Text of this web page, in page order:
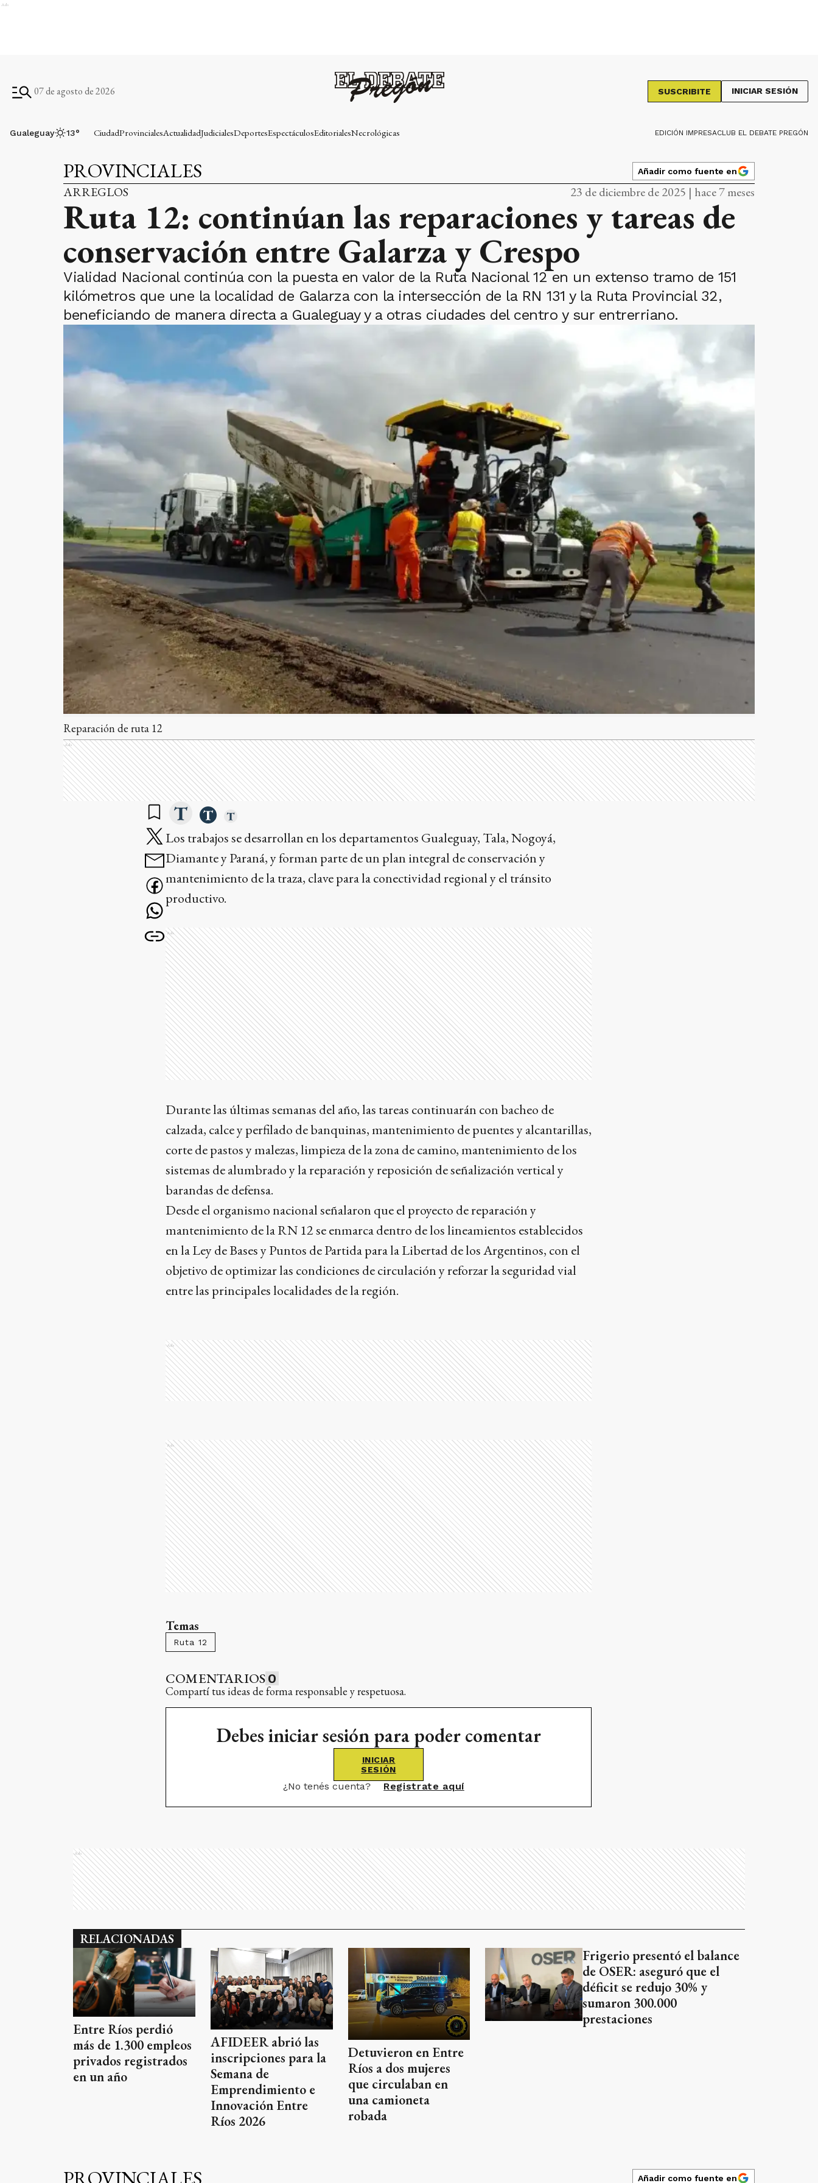
Ads
07 de agosto de 2026 SUSCRIBITE INICIAR SESIÓN
Gualeguay 13° CiudadProvincialesActualidadJudicialesDeportesEspectáculosEditorialesNecrológicas EDICIÓN IMPRESACLUB EL DEBATE PREGÓN
PROVINCIALES Añadir como fuente en
ARREGLOS 23 de diciembre de 2025 | hace 7 meses
Ruta 12: continúan las reparaciones y tareas de
conservación entre Galarza y Crespo
Vialidad Nacional continúa con la puesta en valor de la Ruta Nacional 12 en un extenso tramo de 151
kilómetros que une la localidad de Galarza con la intersección de la RN 131 y la Ruta Provincial 32,
beneficiando de manera directa a Gualeguay y a otras ciudades del centro y sur entrerriano.
Reparación de ruta 12
Ads
Los trabajos se desarrollan en los departamentos Gualeguay, Tala, Nogoyá,
Diamante y Paraná, y forman parte de un plan integral de conservación y
mantenimiento de la traza, clave para la conectividad regional y el tránsito
productivo.
Ads
Durante las últimas semanas del año, las tareas continuarán con bacheo de
calzada, calce y perfilado de banquinas, mantenimiento de puentes y alcantarillas,
corte de pastos y malezas, limpieza de la zona de camino, mantenimiento de los
sistemas de alumbrado y la reparación y reposición de señalización vertical y
barandas de defensa.
Desde el organismo nacional señalaron que el proyecto de reparación y
mantenimiento de la RN 12 se enmarca dentro de los lineamientos establecidos
en la Ley de Bases y Puntos de Partida para la Libertad de los Argentinos, con el
objetivo de optimizar las condiciones de circulación y reforzar la seguridad vial
entre las principales localidades de la región.
Ads
Ads
Temas
Ruta 12
COMENTARIOS 0
Compartí tus ideas de forma responsable y respetuosa.
Debes iniciar sesión para poder comentar
INICIAR
SESIÓN
¿No tenés cuenta? Registrate aquí
Ads
RELACIONADAS
Entre Ríos perdió
más de 1.300 empleos
privados registrados
en un año
AFIDEER abrió las
inscripciones para la
Semana de
Emprendimiento e
Innovación Entre
Ríos 2026
Detuvieron en Entre
Ríos a dos mujeres
que circulaban en
una camioneta
robada
Frigerio presentó el balance
de OSER: aseguró que el
déficit se redujo 30% y
sumaron 300.000
prestaciones
Añadir como fuente en